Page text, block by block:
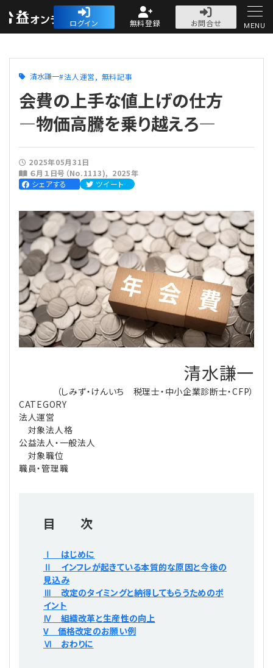
公益・一般法人オ
ログイン 無料登録
お問合せ
人気記事
法人運営
法人運営
理事会
評議員会・社員総会
理事・監事
評議員
定款関連
法改正-法人運営
会計・税務
会計・税務
定期提出書類
会計処理
寄附
インボイス
電子帳簿保存法
労務
労務
労務管理
給与計算
法務
法務
利益相反取引
法改正-法務
経営
経営
IT
連載
論壇
カレンダー
NEWS・TOPIC・特報
【連載】会計相談室
【連載】公益法人運営実務の処方箋
【連載】公益法人会計検定試験一問一答
【連載】公益法人のための「新公益信託」活用戦略
【連載】これからの時代の資産運用
【連載】採用・定着・育成のための人事戦略
【連載】事例に学ぶ立入検査で想定される指摘事項
【連載】シェアコモン200 誌上相談室
【連載】実務と税務のポイント
【連載】事務局だよりPLUS
【連載】テーマで紐解く逆引きガイドライン
【連載】悩みと向き合う経営学
公益・一般法人オンラインとは
登録案内
お問合せ
プライバシーポリシー
MENU
清水謙一 法人運営 無料記事
会費の上手な値上げの仕方
―物価高騰を乗り越えろ―
2025年05月31日
６月１日号（No.1113)
2025年
シェアする
ツイート
清水謙一
（しみず・けんいち 税理士・中小企業診断士・CFP）
CATEGORY
法人運営
対象法人格
公益法人・一般法人
対象職位
職員・管理職
目 次
Ⅰ はじめに
Ⅱ インフレが起きている本質的な原因と今後の
見込み
Ⅲ 改定のタイミングと納得してもらうためのポ
イント
Ⅳ 組織改革と生産性の向上
V 価格改定のお願い例
Ⅵ おわりに